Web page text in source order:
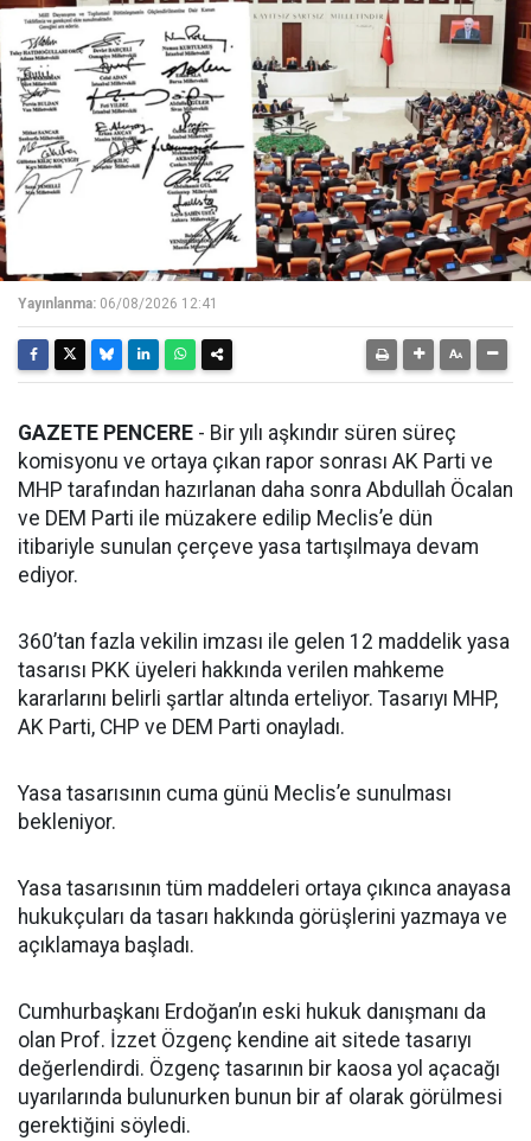
Yayınlanma: 06/08/2026 12:41
GAZETE PENCERE - Bir yılı aşkındır süren süreç
komisyonu ve ortaya çıkan rapor sonrası AK Parti ve
MHP tarafından hazırlanan daha sonra Abdullah Öcalan
ve DEM Parti ile müzakere edilip Meclis’e dün
itibariyle sunulan çerçeve yasa tartışılmaya devam
ediyor.
360’tan fazla vekilin imzası ile gelen 12 maddelik yasa
tasarısı PKK üyeleri hakkında verilen mahkeme
kararlarını belirli şartlar altında erteliyor. Tasarıyı MHP,
AK Parti, CHP ve DEM Parti onayladı.
Yasa tasarısının cuma günü Meclis’e sunulması
bekleniyor.
Yasa tasarısının tüm maddeleri ortaya çıkınca anayasa
hukukçuları da tasarı hakkında görüşlerini yazmaya ve
açıklamaya başladı.
Cumhurbaşkanı Erdoğan’ın eski hukuk danışmanı da
olan Prof. İzzet Özgenç kendine ait sitede tasarıyı
değerlendirdi. Özgenç tasarının bir kaosa yol açacağı
uyarılarında bulunurken bunun bir af olarak görülmesi
gerektiğini söyledi.